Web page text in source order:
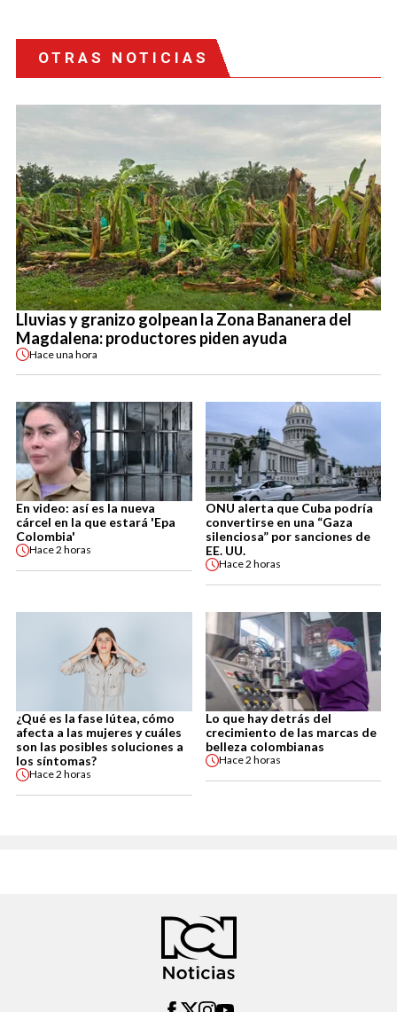
OTRAS NOTICIAS
Lluvias y granizo golpean la Zona Bananera del
Magdalena: productores piden ayuda
Haceuna hora
En video: así es la nueva
cárcel en la que estará 'Epa
Colombia'
Hace2 horas
ONU alerta que Cuba podría
convertirse en una “Gaza
silenciosa” por sanciones de
EE. UU.
Hace2 horas
¿Qué es la fase lútea, cómo
afecta a las mujeres y cuáles
son las posibles soluciones a
los síntomas?
Hace2 horas
Lo que hay detrás del
crecimiento de las marcas de
belleza colombianas
Hace2 horas